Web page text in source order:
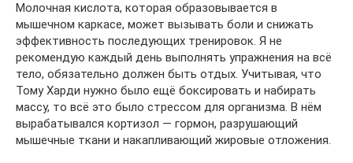
Молочная кислота, которая образовывается в
мышечном каркасе, может вызывать боли и снижать
эффективность последующих тренировок. Я не
рекомендую каждый день выполнять упражнения на всё
тело, обязательно должен быть отдых. Учитывая, что
Тому Харди нужно было ещё боксировать и набирать
массу, то всё это было стрессом для организма. В нём
вырабатывался кортизол — гормон, разрушающий
мышечные ткани и накапливающий жировые отложения.